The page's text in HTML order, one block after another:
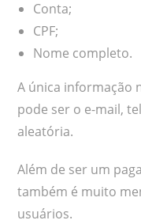
Conta;
CPF;
Nome completo.
A única informação
pode ser o e-mail,
aleatória.
Além de ser um
também é muito
usuários.